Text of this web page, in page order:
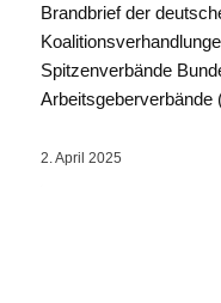
Brandbrief der
Spitzenverbände
2. April 2025